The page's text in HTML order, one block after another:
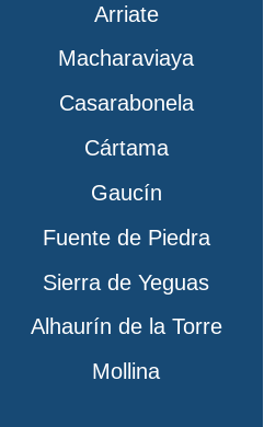
Arriate
Macharaviaya
Casarabonela
Cártama
Gaucín
Fuente de Piedra
Sierra de Yeguas
Alhaurín de la Torre
Mollina